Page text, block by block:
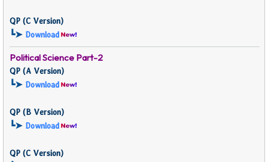
QP (C Version)
┗➤ Download
Political Science Part-2
QP (A Version)
┗➤ Download
QP (B Version)
┗➤ Download
QP (C Version)